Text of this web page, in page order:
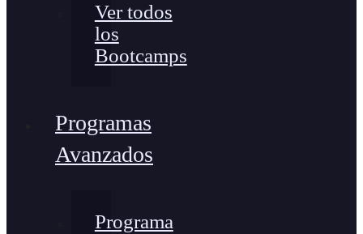
Ver todos
los
Bootcamps
Programas
Avanzados
Programa